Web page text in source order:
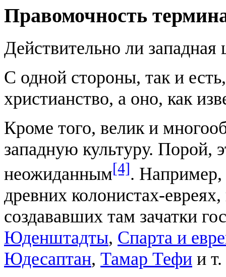
Правомочность
Действительно ли западная
С одной стороны, так и
христианство, а оно, как
Кроме того, велик и
западную культуру. Порой,
неожиданным[4]. Например,
древних колонистах-
создававших там зачатки
Юденштадты, Спарта и
Юдесаптан, Тамар Тефи и